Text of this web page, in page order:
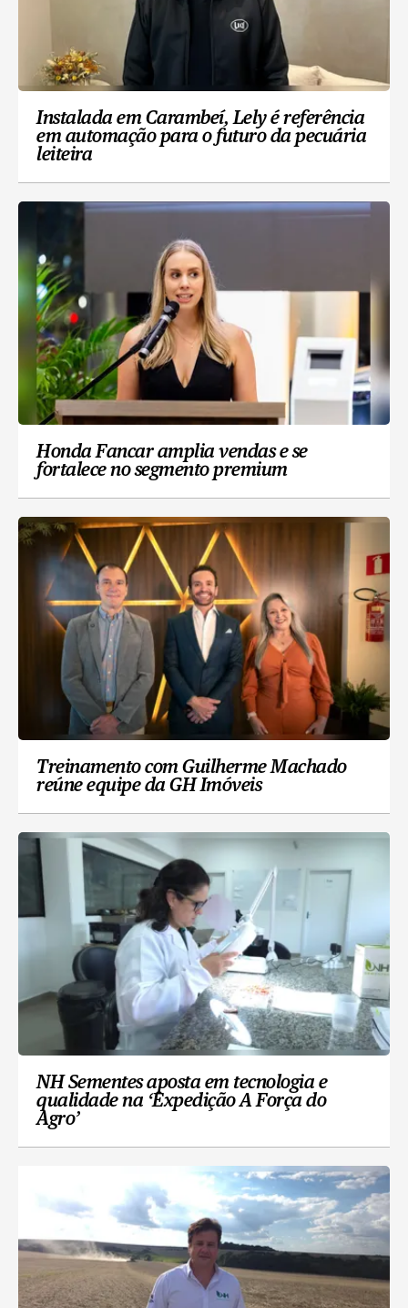
Instalada em Carambeí, Lely é referência
em automação para o futuro da pecuária
leiteira
Honda Fancar amplia vendas e se
fortalece no segmento premium
Treinamento com Guilherme Machado
reúne equipe da GH Imóveis
NH Sementes aposta em tecnologia e
qualidade na ‘Expedição A Força do
Agro’